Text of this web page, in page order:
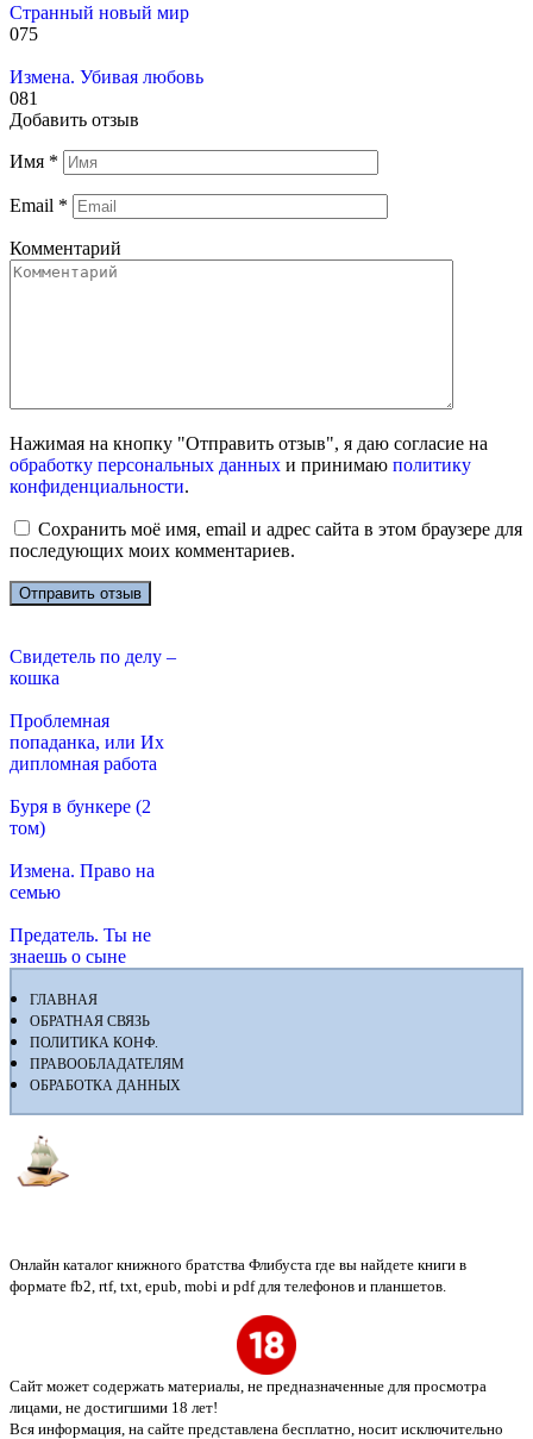
Странный новый мир
075
Измена. Убивая любовь
081
Добавить отзыв
Имя *
Email *
Комментарий
Нажимая на кнопку "Отправить отзыв", я даю согласие на
обработку персональных данных и принимаю политику
конфиденциальности.
Сохранить моё имя, email и адрес сайта в этом браузере для
последующих моих комментариев.
Свидетель по делу –
кошка
Проблемная
попаданка, или Их
дипломная работа
Буря в бункере (2
том)
Измена. Право на
семью
Предатель. Ты не
знаешь о сыне
ГЛАВНАЯ
ОБРАТНАЯ СВЯЗЬ
ПОЛИТИКА КОНФ.
ПРАВООБЛАДАТЕЛЯМ
ОБРАБОТКА ДАННЫХ
Онлайн каталог книжного братства Флибуста где вы найдете книги в
формате fb2, rtf, txt, epub, mobi и pdf для телефонов и планшетов.
Сайт может содержать материалы, не предназначенные для просмотра
лицами, не достигшими 18 лет!
Вся информация, на сайте представлена бесплатно, носит исключительно